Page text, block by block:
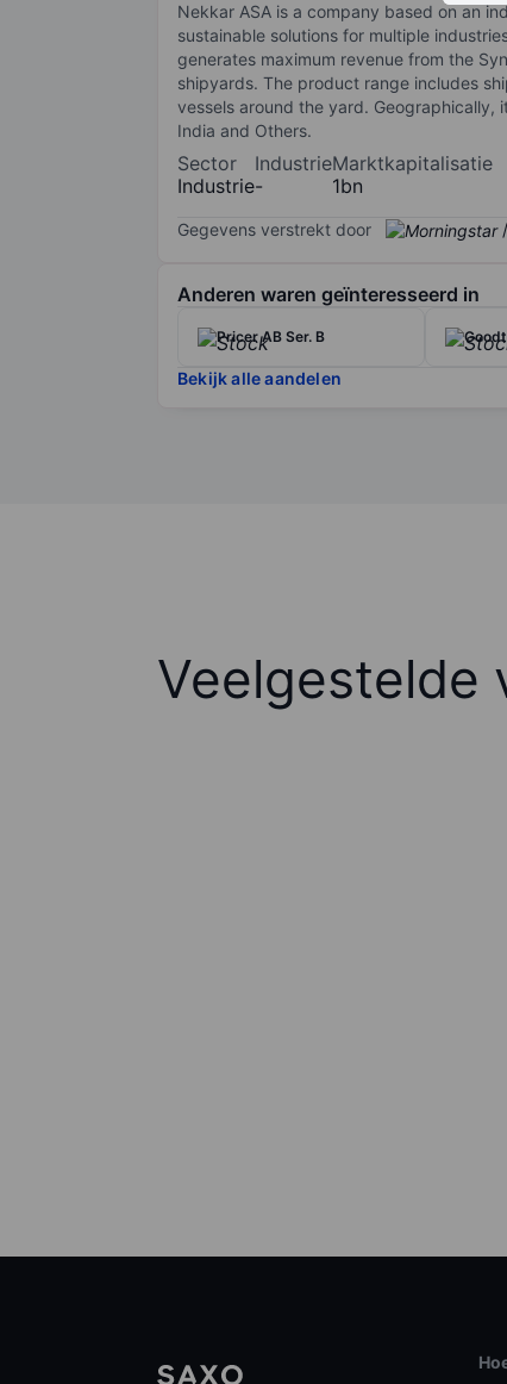
Nekkar ASA is a company based on an
sustainable solutions for multiple
generates maximum revenue from the
shipyards. The product range includes
vessels around the yard. Geographically,
India and Others.
Sector
Industrie
Industrie
-
Marktkapitalisatie
1bn
Gegevens verstrekt door /
Anderen waren geïnteresseerd in
Pricer AB Ser. B
Bekijk alle aandelen
Veelgestelde